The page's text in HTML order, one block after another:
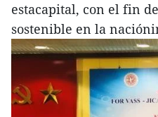
estacapital, con el fin
sostenible en la